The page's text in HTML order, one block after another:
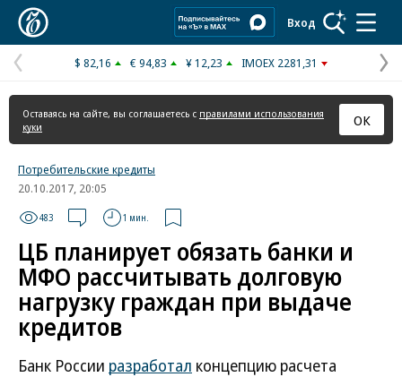
Вход
Предыдущая
страница
$ 82,16 € 94,83 ¥ 12,23 IMOEX 2281,31
Оставаясь на сайте, вы соглашаетесь с правилами использования
куки
ОК
Потребительские кредиты
20.10.2017, 20:05
483 1 мин.
ЦБ планирует обязать банки и
МФО рассчитывать долговую
нагрузку граждан при выдаче
кредитов
Банк России разработал концепцию расчета